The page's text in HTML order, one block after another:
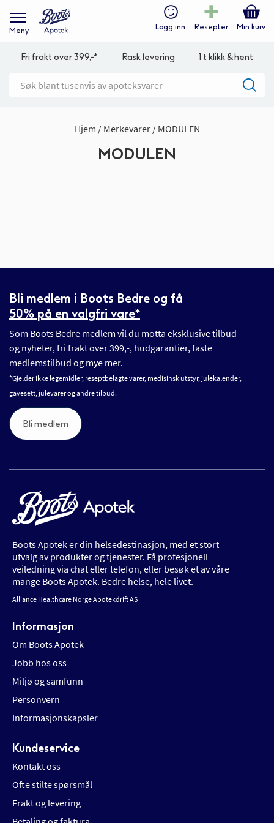
Meny Logg inn Resepter Min kurv
Fri frakt over 399,-* Rask levering 1 t klikk & hent
Hjem Merkevarer MODULEN
MODULEN
Bli medlem i Boots Bedre og få
50% på en valgfri vare*
Som Boots Bedre medlem vil du motta eksklusive tilbud
og nyheter, fri frakt over 399,-, hudgarantier, faste
medlemstilbud og mye mer.
*Gjelder ikke legemidler, reseptbelagte varer, medisinsk utstyr, julekalender,
gavesett, julevarer og andre tilbud.
Bli medlem
Boots Apotek er din helsedestinasjon, med et stort
utvalg av produkter og tjenester. Få profesjonell
veiledning via chat eller telefon, eller besøk et av våre
mange Boots Apotek. Bedre helse, hele livet.
Alliance Healthcare Norge Apotekdrift AS
Informasjon
Om Boots Apotek
Jobb hos oss
Miljø og samfunn
Personvern
Informasjonskapsler
Kundeservice
Kontakt oss
Ofte stilte spørsmål
Frakt og levering